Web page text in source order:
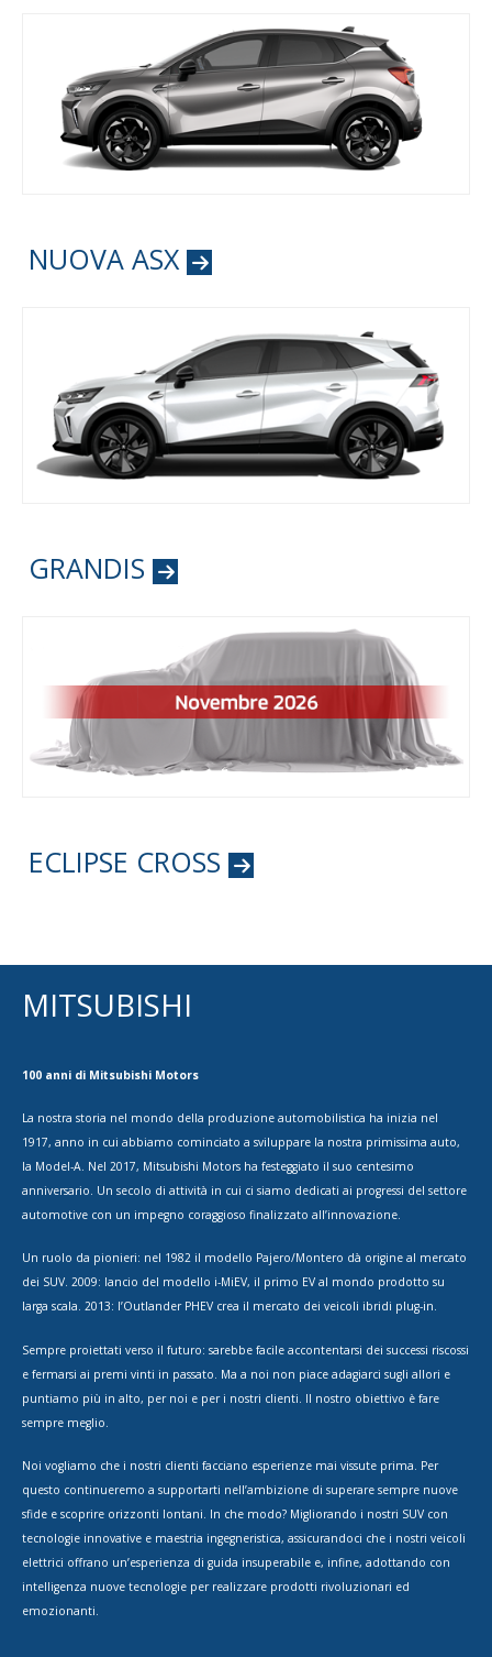
NUOVA ASX
GRANDIS
ECLIPSE CROSS
MITSUBISHI
100 anni di Mitsubishi Motors
La nostra storia nel mondo della produzione automobilistica ha inizia nel
1917, anno in cui abbiamo cominciato a sviluppare la nostra primissima auto,
la Model-A. Nel 2017, Mitsubishi Motors ha festeggiato il suo centesimo
anniversario. Un secolo di attività in cui ci siamo dedicati ai progressi del settore
automotive con un impegno coraggioso finalizzato all’innovazione.
Un ruolo da pionieri: nel 1982 il modello Pajero/Montero dà origine al mercato
dei SUV. 2009: lancio del modello i-MiEV, il primo EV al mondo prodotto su
larga scala. 2013: l’Outlander PHEV crea il mercato dei veicoli ibridi plug-in.
Sempre proiettati verso il futuro: sarebbe facile accontentarsi dei successi riscossi
e fermarsi ai premi vinti in passato. Ma a noi non piace adagiarci sugli allori e
puntiamo più in alto, per noi e per i nostri clienti. Il nostro obiettivo è fare
sempre meglio.
Noi vogliamo che i nostri clienti facciano esperienze mai vissute prima. Per
questo continueremo a supportarti nell’ambizione di superare sempre nuove
sfide e scoprire orizzonti lontani. In che modo? Migliorando i nostri SUV con
tecnologie innovative e maestria ingegneristica, assicurandoci che i nostri veicoli
elettrici offrano un’esperienza di guida insuperabile e, infine, adottando con
intelligenza nuove tecnologie per realizzare prodotti rivoluzionari ed
emozionanti.